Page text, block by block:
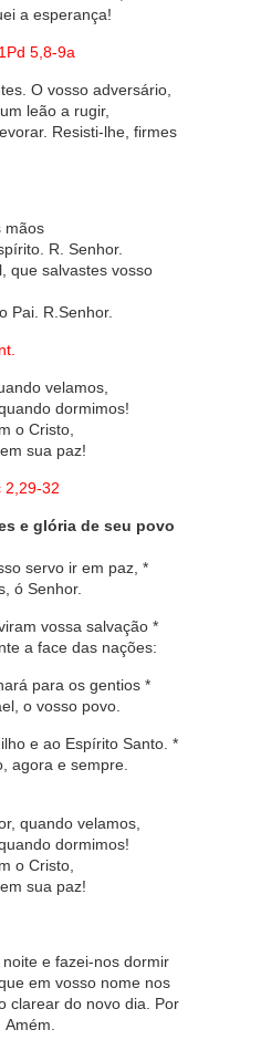
a esperança!
5,8-9a
O vosso adversário,
leão a rugir,
Resisti-lhe, firmes
mãos
R. Senhor.
que salvastes vosso
Pai. R.Senhor.
velamos,
dormimos!
o Cristo,
sua paz!
2,29-32
e glória de seu povo
servo ir em paz, *
ó Senhor.
vossa salvação *
a face das nações:
para os gentios *
o vosso povo.
e ao Espírito Santo. *
agora e sempre.
quando velamos,
dormimos!
o Cristo,
sua paz!
e fazei-nos dormir
em vosso nome nos
clarear do novo dia. Por